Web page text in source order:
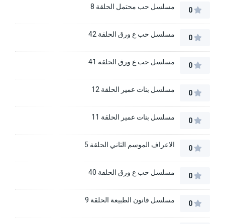
0 مسلسل حب محتمل الحلقة 8
0 مسلسل حب ع ورق الحلقة 42
0 مسلسل حب ع ورق الحلقة 41
0 مسلسل بنات عمير الحلقة 12
0 مسلسل بنات عمير الحلقة 11
0 الاعراف الموسم الثاني الحلقة 5
0 مسلسل حب ع ورق الحلقة 40
0 مسلسل قانون الطبيعة الحلقة 9